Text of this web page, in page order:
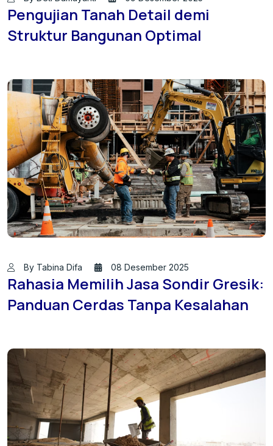
Pengujian Tanah Detail demi
Struktur Bangunan Optimal
By Tabina Difa 08 Desember 2025
Rahasia Memilih Jasa Sondir Gresik:
Panduan Cerdas Tanpa Kesalahan